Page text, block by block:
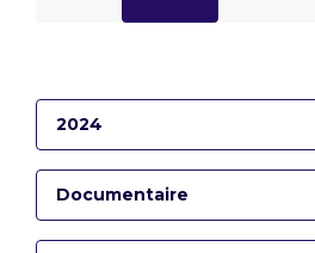
2024
Documentaire